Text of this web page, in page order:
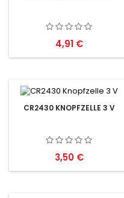
Preis
4,91 €
CR2430 KNOPFZELLE 3 V
Preis
3,50 €